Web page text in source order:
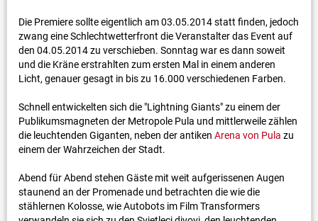
Die Premiere sollte eigentlich am 03.05.2014 statt finden, jedoch
zwang eine Schlechtwetterfront die Veranstalter das Event auf
den 04.05.2014 zu verschieben. Sonntag war es dann soweit
und die Kräne erstrahlten zum ersten Mal in einem anderen
Licht, genauer gesagt in bis zu 16.000 verschiedenen Farben.
Schnell entwickelten sich die "Lightning Giants" zu einem der
Publikumsmagneten der Metropole Pula und mittlerweile zählen
die leuchtenden Giganten, neben der antiken Arena von Pula zu
einem der Wahrzeichen der Stadt.
Abend für Abend stehen Gäste mit weit aufgerissenen Augen
staunend an der Promenade und betrachten die wie die
stählernen Kolosse, wie Autobots im Film Transformers